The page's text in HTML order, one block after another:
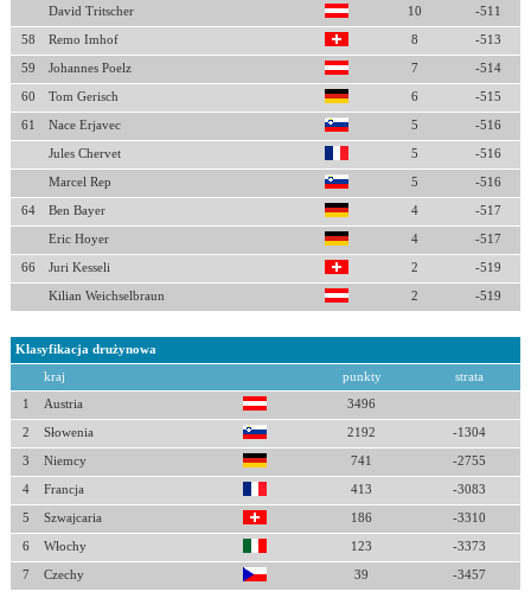
David Tritscher 10 -511
58 Remo Imhof 8 -513
59 Johannes Poelz 7 -514
60 Tom Gerisch 6 -515
61 Nace Erjavec 5 -516
Jules Chervet 5 -516
Marcel Rep 5 -516
64 Ben Bayer 4 -517
Eric Hoyer 4 -517
66 Juri Kesseli 2 -519
Kilian Weichselbraun 2 -519
Klasyfikacja drużynowa
kraj punkty strata
1 Austria 3496
2 Słowenia 2192 -1304
3 Niemcy 741 -2755
4 Francja 413 -3083
5 Szwajcaria 186 -3310
6 Włochy 123 -3373
7 Czechy 39 -3457